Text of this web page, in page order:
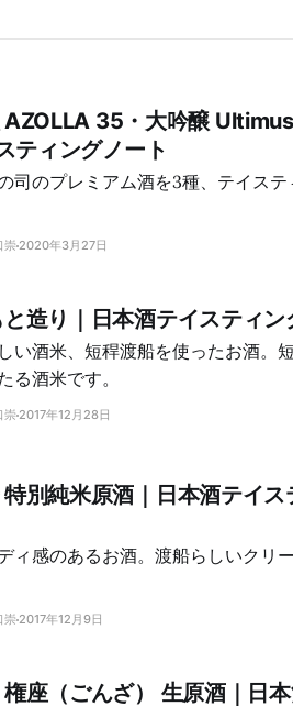
AZOLLA 35・大吟醸
ティングノート
司のプレミアム酒を3種、テイス
崇 2020年3月27日
造り｜日本酒テイスティン
い酒米、短稈渡船を使ったお酒。
る酒米です。
崇 2017年12月28日
別純米原酒｜日本酒テイ
ィ感のあるお酒。渡船らしいクリ
崇 2017年12月9日
座（ごんざ） 生原酒｜日